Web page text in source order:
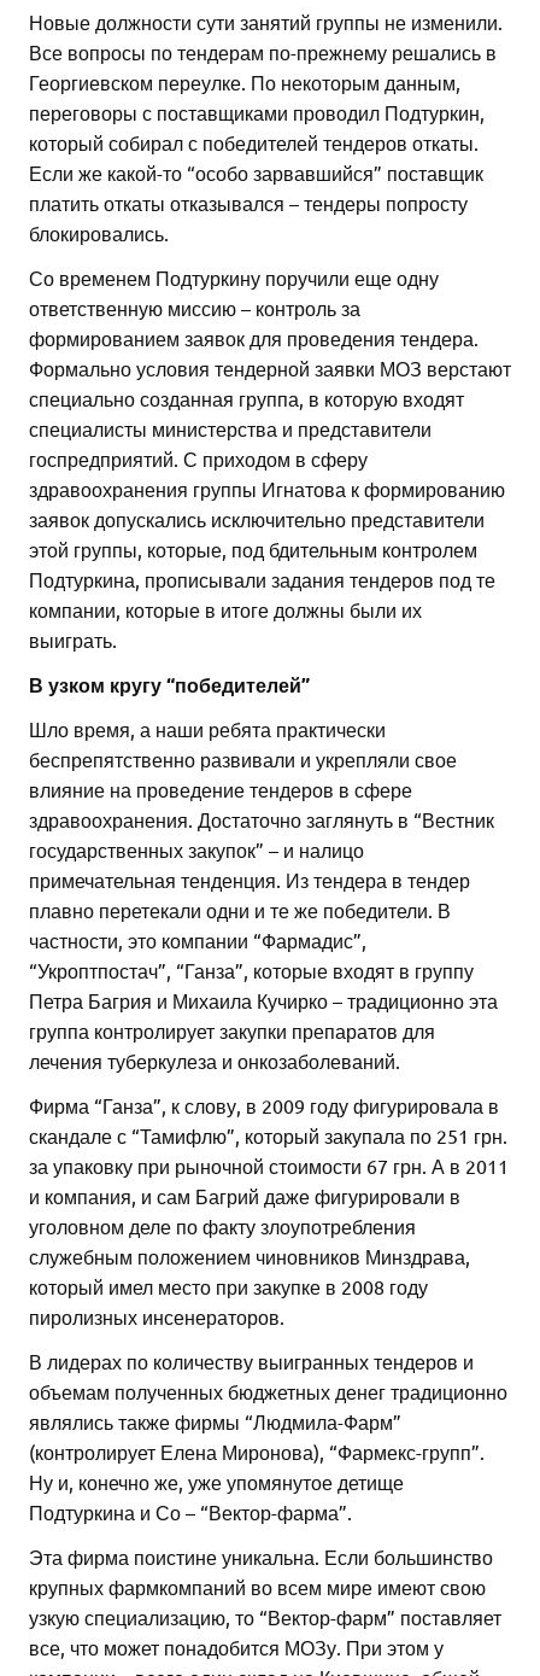
Новые должности сути занятий группы не изменили.
Все вопросы по тендерам по-прежнему решались в
Георгиевском переулке. По некоторым данным,
переговоры с поставщиками проводил Подтуркин,
который собирал с победителей тендеров откаты.
Если же какой-то “особо зарвавшийся” поставщик
платить откаты отказывался – тендеры попросту
блокировались.
Со временем Подтуркину поручили еще одну
ответственную миссию – контроль за
формированием заявок для проведения тендера.
Формально условия тендерной заявки МОЗ верстают
специально созданная группа, в которую входят
специалисты министерства и представители
госпредприятий. С приходом в сферу
здравоохранения группы Игнатова к формированию
заявок допускались исключительно представители
этой группы, которые, под бдительным контролем
Подтуркина, прописывали задания тендеров под те
компании, которые в итоге должны были их
выиграть.
В узком кругу “победителей”
Шло время, а наши ребята практически
беспрепятственно развивали и укрепляли свое
влияние на проведение тендеров в сфере
здравоохранения. Достаточно заглянуть в “Вестник
государственных закупок” – и налицо
примечательная тенденция. Из тендера в тендер
плавно перетекали одни и те же победители. В
частности, это компании “Фармадис”,
“Укроптпостач”, “Ганза”, которые входят в группу
Петра Багрия и Михаила Кучирко – традиционно эта
группа контролирует закупки препаратов для
лечения туберкулеза и онкозаболеваний.
Фирма “Ганза”, к слову, в 2009 году фигурировала в
скандале с “Тамифлю”, который закупала по 251 грн.
за упаковку при рыночной стоимости 67 грн. А в 2011
и компания, и сам Багрий даже фигурировали в
уголовном деле по факту злоупотребления
служебным положением чиновников Минздрава,
который имел место при закупке в 2008 году
пиролизных инсенераторов.
В лидерах по количеству выигранных тендеров и
объемам полученных бюджетных денег традиционно
являлись также фирмы “Людмила-Фарм”
(контролирует Елена Миронова), “Фармекс-групп”.
Ну и, конечно же, уже упомянутое детище
Подтуркина и Со – “Вектор-фарма”.
Эта фирма поистине уникальна. Если большинство
крупных фармкомпаний во всем мире имеют свою
узкую специализацию, то “Вектор-фарм” поставляет
все, что может понадобится МОЗу. При этом у